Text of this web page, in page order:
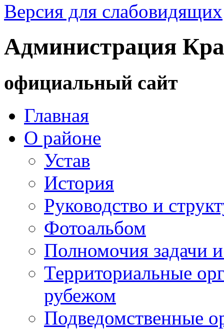
Версия для слабовидящих
Администрация
официальный сайт
Главная
О районе
Устав
История
Руководство и
Фотоальбом
Полномочия задачи
Территориальные
рубежом
Подведомственные